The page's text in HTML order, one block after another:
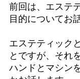
前回は、エステ
目的についてお
エステティック
とですが、それ
ハンドとマシン